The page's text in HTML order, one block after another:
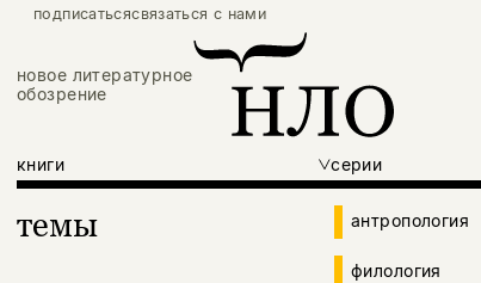
подписатьсясвязаться с нами
новое литературное
обозрение
книги серии
темы антропология
филология